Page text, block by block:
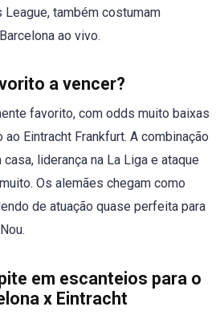
também costumam
ao vivo.
a vencer?
favorito, com odds muito baixas
Eintracht Frankfurt. A combinação
liderança na La Liga e ataque
Os alemães chegam como
de atuação quase perfeita para
em escanteios para o
x Eintracht